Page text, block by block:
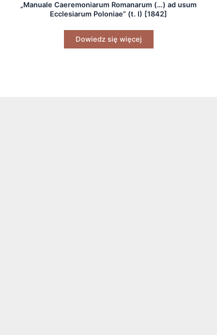
„Manuale Caeremoniarum Romanarum (…) ad usum
Ecclesiarum Poloniae” (t. I) [1842]
Dowiedz się więcej